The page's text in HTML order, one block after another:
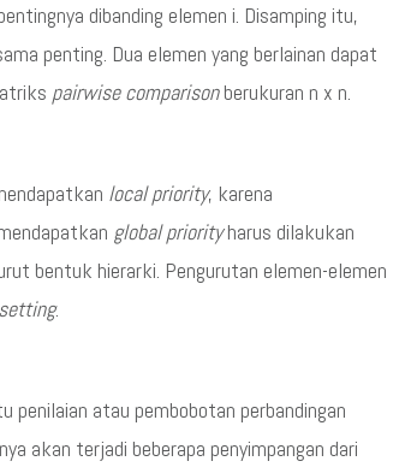
dibanding elemen i. Disamping itu,
penting. Dua elemen yang berlainan dapat
pairwise comparisonberukuran n x n.
local priority, karena
global priorityharus dilakukan
bentuk hierarki. Pengurutan elemen-elemen
.
atau pembobotan perbandingan
akan terjadi beberapa penyimpangan dari